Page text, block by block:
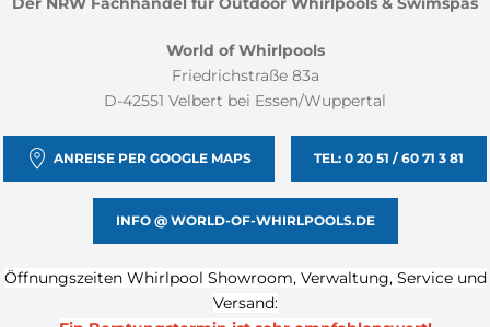
World of Whirlpools
Friedrichstraße 83a
D-42551 Velbert bei Essen/Wuppertal
ANREISE PER GOOGLE MAPS TEL: 0 20 51 / 60 71 3 81
INFO @ WORLD-OF-WHIRLPOOLS.DE
Öffnungszeiten Whirlpool Showroom, Verwaltung, Service und
Versand: